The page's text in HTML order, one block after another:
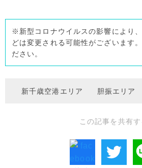
※新型コロナウイルスの影響により
どは変更される可能性がございます
ださい。
新千歳空港エリア 胆振エリア
この記事を共有す